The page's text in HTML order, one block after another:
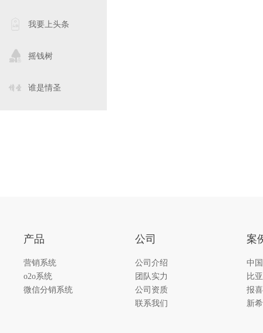
我要上头条
摇钱树
谁是情圣
产品
营销系统
o2o系统
微信分销系统
公司
公司介绍
团队实力
公司资质
联系我们
案
中
比
报
新